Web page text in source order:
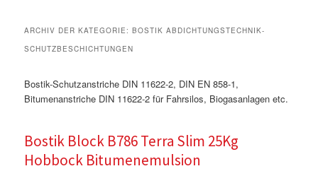
ARCHIV DER KATEGORIE:BOSTIK ABDICHTUNGSTECHNIK-
SCHUTZBESCHICHTUNGEN
Bostik-Schutzanstriche DIN 11622-2, DIN EN 858-1,
Bitumenanstriche DIN 11622-2 für Fahrsilos, Biogasanlagen etc.
Bostik Block B786 Terra Slim 25Kg
Hobbock Bitumenemulsion